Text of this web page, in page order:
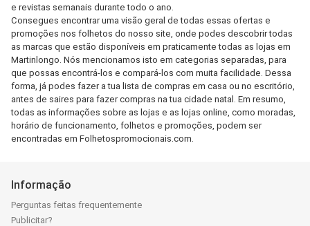
e revistas semanais durante todo o ano.
Consegues encontrar uma visão geral de todas essas ofertas e
promoções nos folhetos do nosso site, onde podes descobrir todas
as marcas que estão disponíveis em praticamente todas as lojas em
Martinlongo. Nós mencionamos isto em categorias separadas, para
que possas encontrá-los e compará-los com muita facilidade. Dessa
forma, já podes fazer a tua lista de compras em casa ou no escritório,
antes de saires para fazer compras na tua cidade natal. Em resumo,
todas as informações sobre as lojas e as lojas online, como moradas,
horário de funcionamento, folhetos e promoções, podem ser
encontradas em Folhetospromocionais.com.
Informação
Perguntas feitas frequentemente
Publicitar?